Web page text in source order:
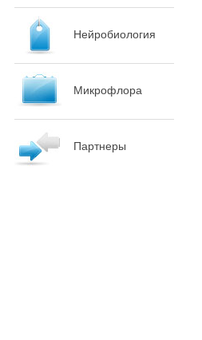
Нейробиология
Микрофлора
Партнеры